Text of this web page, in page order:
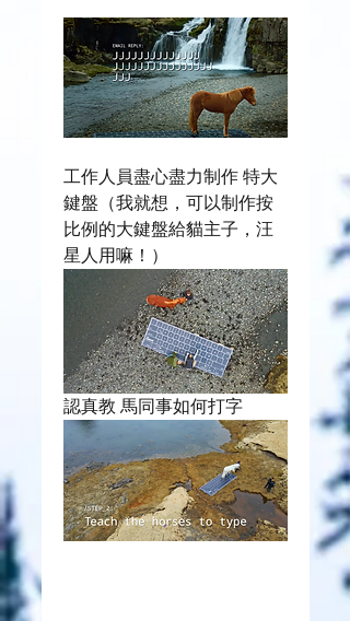
工作人員盡心盡力制作 特大
鍵盤（我就想，可以制作按
比例的大鍵盤給貓主子，汪
星人用嘛！）
認真教 馬同事如何打字